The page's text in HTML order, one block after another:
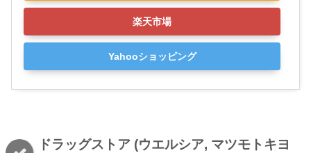
楽天市場
Yahooショッピング
ドラッグストア (ウエルシア, マツモトキヨ